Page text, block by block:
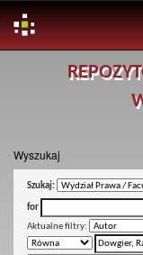
Wyszukaj
Szukaj:
for
Aktualne filtry: